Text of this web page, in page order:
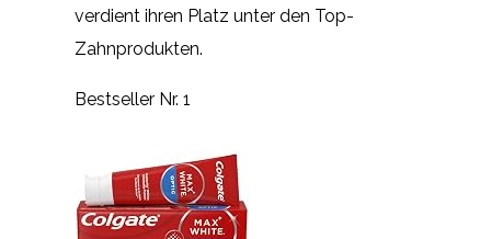
verdient ihren Platz unter den Top-
Zahnprodukten.
Bestseller Nr. 1